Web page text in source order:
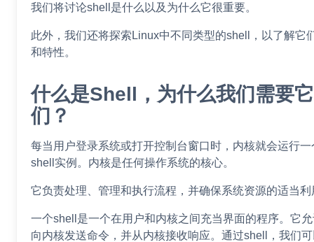
我们将讨论shell是什么以及为什么它很重要。
此外，我们还将探索Linux中不同类型的shell，以了解它
和特性。
什么是Shell，为什么我们需要它
们？
每当用户登录系统或打开控制台窗口时，内核就会运行一
shell实例。内核是任何操作系统的核心。
它负责处理、管理和执行流程，并确保系统资源的适当利
一个shell是一个在用户和内核之间充当界面的程序。它
向内核发送命令，并从内核接收响应。通过shell，我们